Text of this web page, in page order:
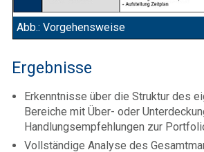
Abb.: Vorgehensweise
Ergebnisse
Erkenntnisse über die Struktur des
Bereiche mit Über- oder
Handlungsempfehlungen zur
Vollständige Analyse des